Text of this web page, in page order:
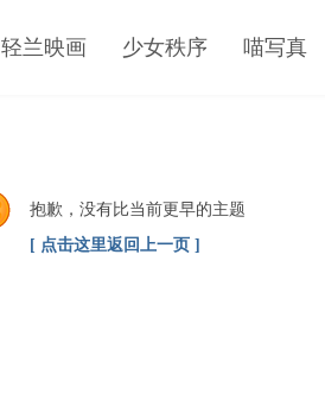
轻兰映画 少女秩序 喵写真
抱歉，没有比当前更早的主题
[ 点击这里返回上一页 ]